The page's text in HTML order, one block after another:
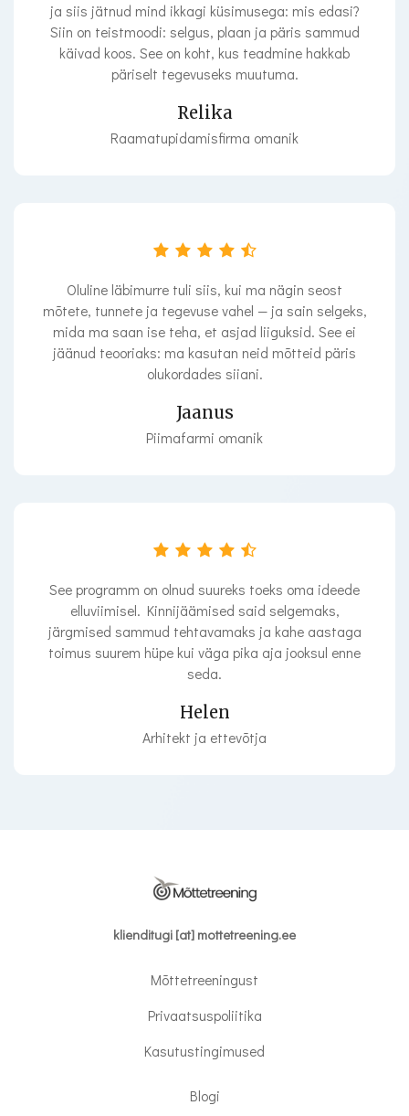
ja siis jätnud mind ikkagi küsimusega: mis edasi?
Siin on teistmoodi: selgus, plaan ja päris sammud
käivad koos. See on koht, kus teadmine hakkab
päriselt tegevuseks muutuma.
Relika
Raamatupidamisfirma omanik
Oluline läbimurre tuli siis, kui ma nägin seost
mõtete, tunnete ja tegevuse vahel — ja sain selgeks,
mida ma saan ise teha, et asjad liiguksid. See ei
jäänud teooriaks: ma kasutan neid mõtteid päris
olukordades siiani.
Jaanus
Piimafarmi omanik
See programm on olnud suureks toeks oma ideede
elluviimisel. Kinnijäämised said selgemaks,
järgmised sammud tehtavamaks ja kahe aastaga
toimus suurem hüpe kui väga pika aja jooksul enne
seda.
Helen
Arhitekt ja ettevõtja
klienditugi [at] mottetreening.ee
Mõttetreeningust
Privaatsuspoliitika
Kasutustingimused
Blogi